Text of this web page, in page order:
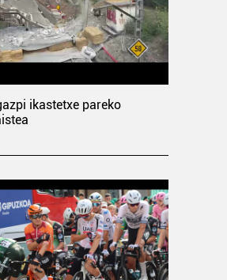
ikastetxe pareko